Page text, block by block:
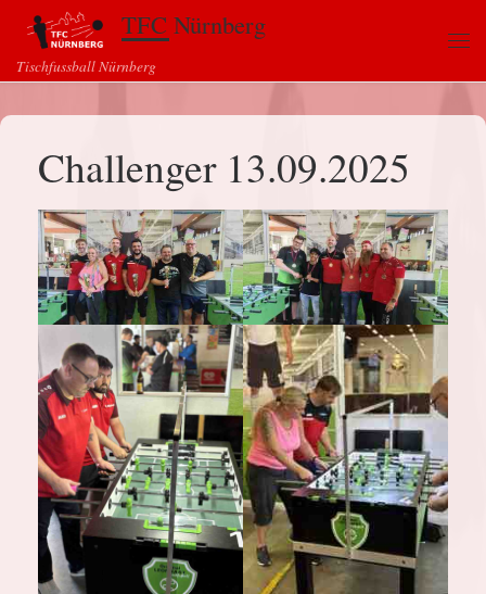
Zum Inhalt springenTFC Nürnberg
Tischfussball Nürnberg
Challenger 13.09.2025